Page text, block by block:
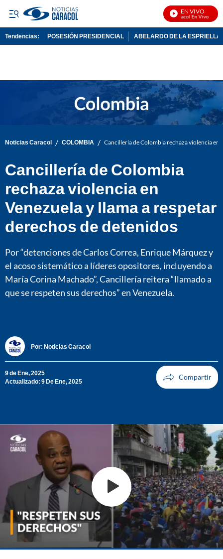
EN VIVO
Noticias Caracol En Vivo
Tendencias: POSESIÓN PRESIDENCIAL ABELARDO DE LA ESPRIELLA
Noticias Caracol / COLOMBIA / Cancillería de Colombia rechaza violencia en
Cancillería de Colombia
rechaza violencia en
Venezuela y llama a respetar
derechos de detenidos
Por “detenciones de Carlos Correa, Enrique Márquez y
el acoso sistemático a líderes opositores, incluyendo a
María Corina Machado”, Cancillería reitera “llamado a
que se respeten sus derechos” en Venezuela.
Por: Noticias Caracol
9 de Ene, 2025
Actualizado: 9 De Ene, 2025